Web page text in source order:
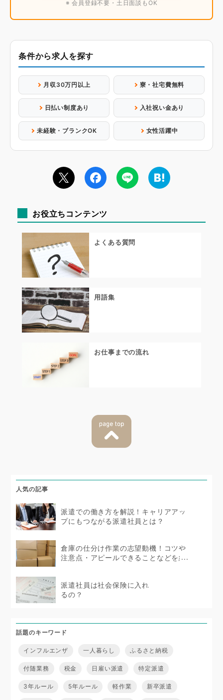
※ 会員登録不要・土日面談もOK
条件から求人を探す
月収30万円以上 寮・社宅費無料
日払い制度あり 入社祝い金あり
未経験・ブランクOK 女性活躍中
お役立ちコンテンツ
よくある質問
用語集
お仕事までの流れ
人気の記事
派遣での働き方を解説！キャリアアッ
プにもつながる派遣社員とは？
倉庫の仕分け作業の志望動機！コツや
注意点・アピールできることなどを紹
派遣社員は社会保険に入れ
るの？
話題のキーワード
インフルエンザ 一人暮らし ふるさと納税
付随業務 税金 日雇い派遣 特定派遣
3年ルール 5年ルール 軽作業 新卒派遣